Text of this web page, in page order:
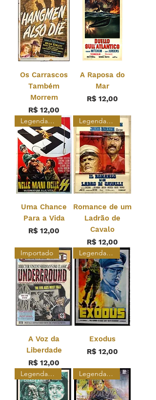
Os Carrascos
Também
Morrem
Preço
R$ 12,00
A Raposa do
Mar
Preço
R$ 12,00
Legendado
Uma Chance
Para a Vida
Preço
R$ 12,00
Legendado
Romance de um
Ladrão de
Cavalo
Preço
R$ 12,00
Importado
A Voz da
Liberdade
Preço
R$ 12,00
Legendado
Exodus
Preço
R$ 12,00
Legendado Restaurado Legendado Restaurado